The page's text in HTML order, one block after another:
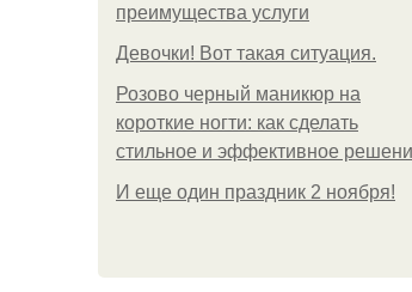
преимущества услуги
Девочки! Вот такая ситуация.
Розово черный маникюр на
короткие ногти: как сделать
стильное и эффективное
И еще один праздник 2 ноября!